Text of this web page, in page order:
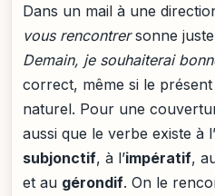
Dans un mail à une
vous rencontrersonne
Demain, je souhaiterai
correct, même si le
naturel. Pour une
aussi que le verbe existe à l’
subjonctif, à l’impératif,
et au gérondif. On le